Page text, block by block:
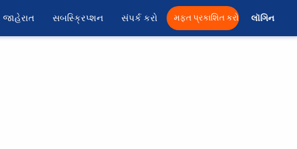
જાહેરાત સબસ્ક્રિપ્શન સંપર્ક કરો મફત પ્રકાશિત કરો લૉગિન